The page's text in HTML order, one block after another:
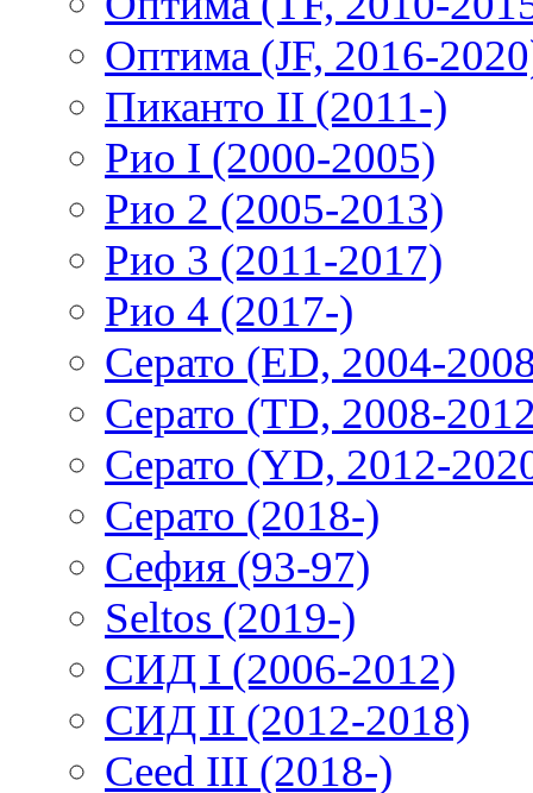
Оптима (JF, 2016-
Пиканто II (2011-)
Рио I (2000-2005)
Рио 2 (2005-2013)
Рио 3 (2011-2017)
Рио 4 (2017-)
Серато (ED, 2004-
Серато (TD, 2008-
Серато (YD, 2012-
Серато (2018-)
Сефия (93-97)
Seltos (2019-)
СИД I (2006-2012)
СИД II (2012-2018)
Ceed III (2018-)